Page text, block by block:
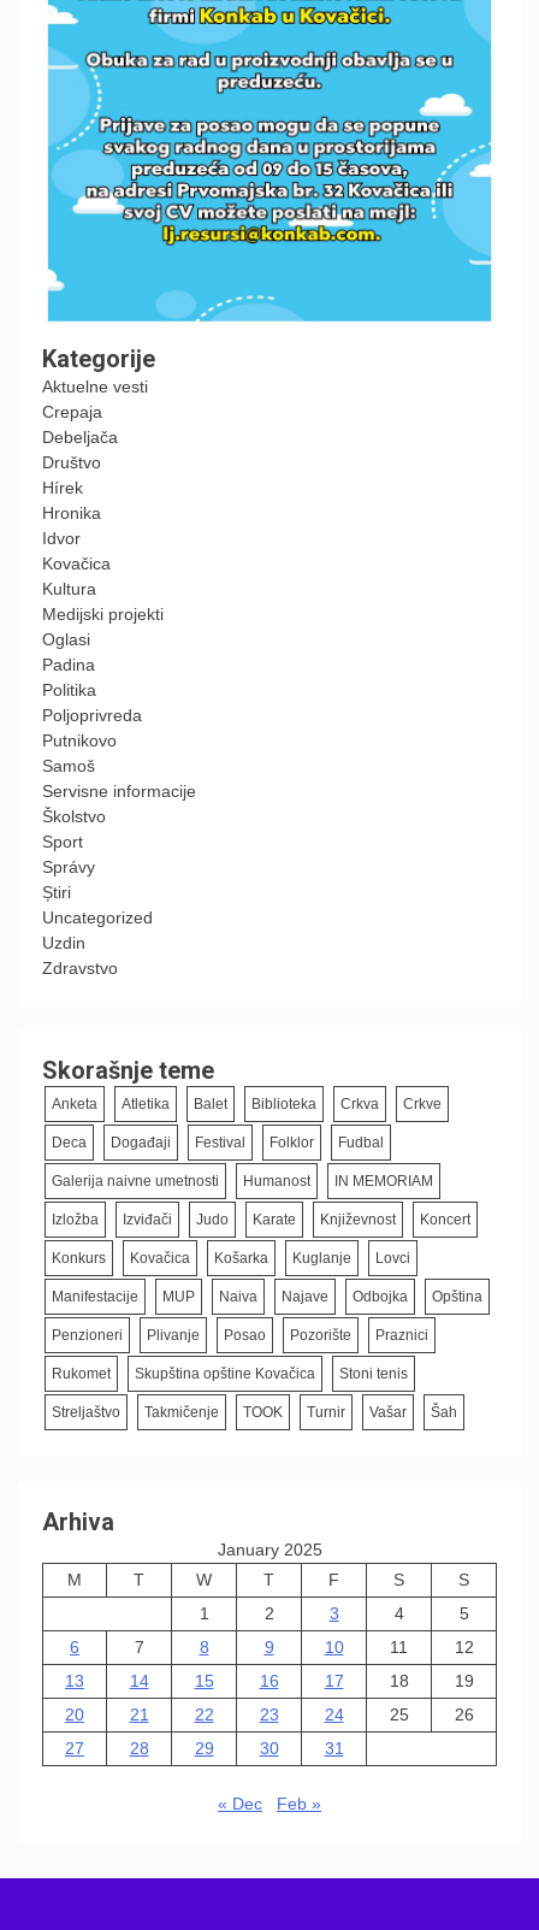
Kategorije
Aktuelne vesti
Crepaja
Debeljača
Društvo
Hírek
Hronika
Idvor
Kovačica
Kultura
Medijski projekti
Oglasi
Padina
Politika
Poljoprivreda
Putnikovo
Samoš
Servisne informacije
Školstvo
Sport
Správy
Știri
Uncategorized
Uzdin
Zdravstvo
Skorašnje teme
Anketa Atletika Balet Biblioteka Crkva Crkve
Deca Događaji Festival Folklor Fudbal
Galerija naivne umetnosti Humanost IN MEMORIAM
Izložba Izviđači Judo Karate Književnost Koncert
Konkurs Kovačica Košarka Kuglanje Lovci
Manifestacije MUP Naiva Najave Odbojka Opština
Penzioneri Plivanje Posao Pozorište Praznici
Rukomet Skupština opštine Kovačica Stoni tenis
Streljaštvo Takmičenje TOOK Turnir Vašar Šah
Arhiva
January 2025
M
T W T F S
S
1
2 3 4
5
6
7 8 9 10 11
12
13
14 15 16 17 18
19
20
21 22 23 24 25
26
27
28 29 30 31
« Dec Feb »